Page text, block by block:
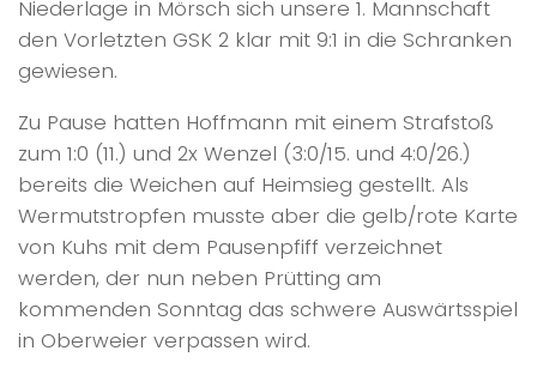
Niederlage in Mörsch sich unsere 1. Mannschaft
den Vorletzten GSK 2 klar mit 9:1 in die Schranken
gewiesen.
Zu Pause hatten Hoffmann mit einem Strafstoß
zum 1:0 (11.) und 2x Wenzel (3:0/15. und 4:0/26.)
bereits die Weichen auf Heimsieg gestellt. Als
Wermutstropfen musste aber die gelb/rote Karte
von Kuhs mit dem Pausenpfiff verzeichnet
werden, der nun neben Prütting am
kommenden Sonntag das schwere Auswärtsspiel
in Oberweier verpassen wird.